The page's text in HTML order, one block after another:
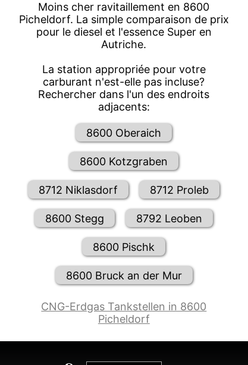
Moins cher ravitaillement en 8600
Picheldorf. La simple comparaison de prix
pour le diesel et l'essence Super en
Autriche.
La station appropriée pour votre
carburant n'est-elle pas incluse?
Rechercher dans l'un des endroits
adjacents:
8600 Oberaich
8600 Kotzgraben
8712 Niklasdorf 8712 Proleb
8600 Stegg 8792 Leoben
8600 Pischk
8600 Bruck an der Mur
CNG-Erdgas Tankstellen in 8600
Picheldorf